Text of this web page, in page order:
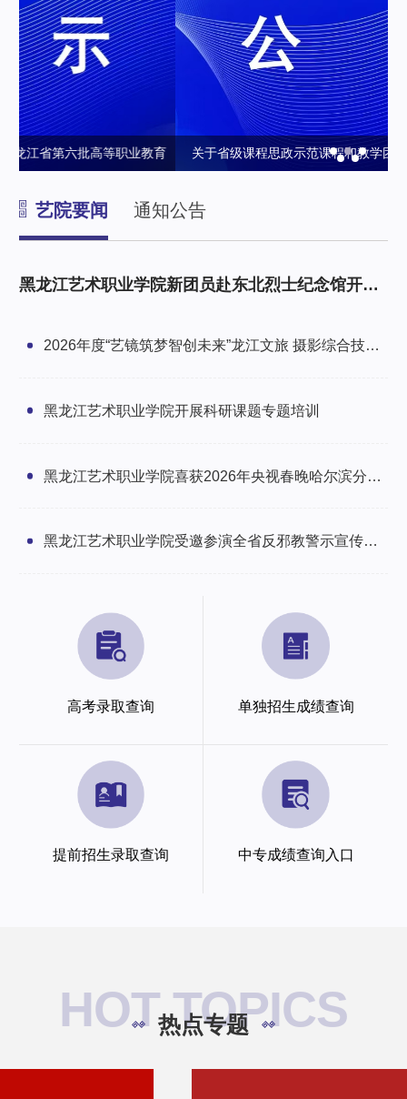
关于省级课程思政示范课程和教学团队培育项目校级验收结果
艺院要闻 通知公告
黑龙江艺术职业学院新团员赴东北烈士纪念馆开展
2026年度“艺镜筑梦智创未来”龙江文旅 摄影综合技能
培训班圆满举办
黑龙江艺术职业学院开展科研课题专题培训
黑龙江艺术职业学院喜获2026年央视春晚哈尔滨分会
场感谢信
黑龙江艺术职业学院受邀参演全省反邪教警示宣传文
高考录取查询 单独招生成绩查询
提前招生录取查询 中专成绩查询入口
HOT TOPICS
热点专题